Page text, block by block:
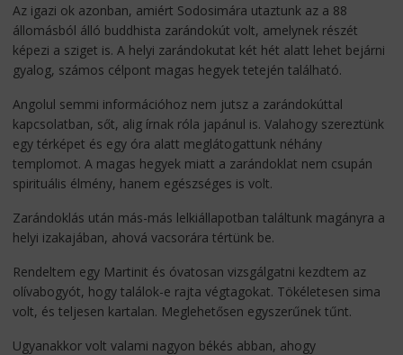
Az igazi ok azonban, amiért Sodosimára utaztunk az a 88
állomásból álló buddhista zarándokút volt, amelynek részét
képezi a sziget is. A helyi zarándokutat két hét alatt lehet bejárni
gyalog, számos célpont magas hegyek tetején található.
Angolul semmi információhoz nem jutsz a zarándokúttal
kapcsolatban, sőt, alig írnak róla japánul is. Valahogy szereztünk
egy térképet és egy óra alatt meglátogattunk néhány
templomot. A magas hegyek miatt a zarándoklat nem csupán
spirituális élmény, hanem egészséges is volt.
Zarándoklás után más-más lelkiállapotban találtunk magányra a
helyi izakajában, ahová vacsorára tértünk be.
Rendeltem egy Martinit és óvatosan vizsgálgatni kezdtem az
olívabogyót, hogy találok-e rajta végtagokat. Tökéletesen sima
volt, és teljesen kartalan. Meglehetősen egyszerűnek tűnt.
Ugyanakkor volt valami nagyon békés abban, ahogy